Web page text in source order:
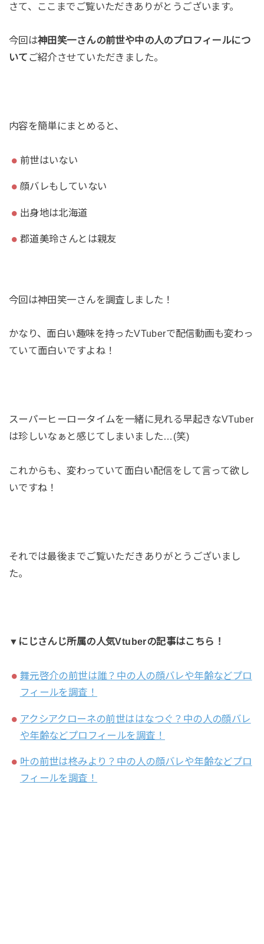
さて、ここまでご覧いただきありがとうございます。
今回は神田笑一さんの前世や中の人のプロフィールにつ
いて ご紹介させていただきました。
内容を簡単にまとめると、
前世はいない
顔バレもしていない
出身地は北海道
郡道美玲さんとは親友
今回は神田笑一さんを調査しました！
かなり、面白い趣味を持ったVTuberで配信動画も変わっ
ていて面白いですよね！
スーパーヒーロータイムを一緒に見れる早起きなVTuber
は珍しいなぁと感じてしまいました…(笑)
これからも、変わっていて面白い配信をして言って欲し
いですね！
それでは最後までご覧いただきありがとうございまし
た。
▼にじさんじ所属の人気Vtuberの記事はこちら！
舞元啓介の前世は誰？中の人の顔バレや年齢などプロ
フィールを調査！
アクシアクローネの前世ははなつぐ？中の人の顔バレ
や年齢などプロフィールを調査！
叶の前世は柊みより？中の人の顔バレや年齢などプロ
フィールを調査！